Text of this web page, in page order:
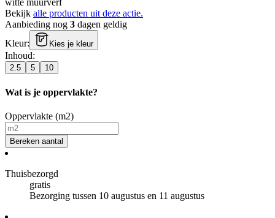
Bekijk alle producten uit deze actie.
Aanbieding nog 3 dagen geldig
Kleur: Kies je kleur
Inhoud:
2.5 5 10
Wat is je oppervlakte?
Oppervlakte (m2)
Bereken aantal
Thuisbezorgd
gratis
Bezorging tussen 10 augustus en 11 augustus